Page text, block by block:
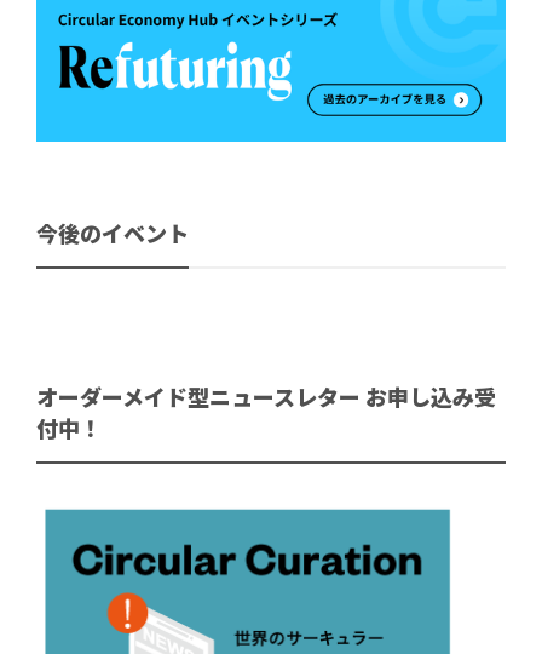
今後のイベント
オーダーメイド型ニュースレター お申し込み受
付中！